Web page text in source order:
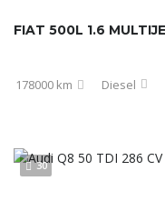
178000 km Diesel
30